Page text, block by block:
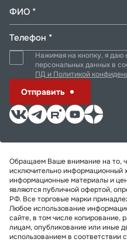
ФИО *
Телефон *
Нажимая на кнопку, я даю
персональных данных в
ПД и Политикой
Отправить
Обращаем Ваше внимание на то,
исключительно информационный
информационные материалы и
являются публичной офертой,
РФ. Все торговые марки
Любое использование
сайте, в том числе копирование,
лицам, опубликование или иные
использованием в соответствии